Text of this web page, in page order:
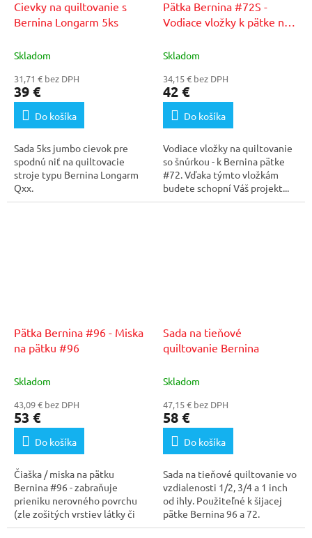
Cievky na quiltovanie s
Bernina Longarm 5ks
Skladom
31,71 € bez DPH
39 €
Do košíka
Sada 5ks jumbo cievok pre
spodnú niť na quiltovacie
stroje typu Bernina Longarm
Qxx.
Pätka Bernina #72S -
Vodiace vložky k pätke na
Skladom
34,15 € bez DPH
42 €
Do košíka
Vodiace vložky na quiltovanie
so šnúrkou - k Bernina pätke
#72. Vďaka týmto vložkám
budete schopní Váš projekt...
Pätka Bernina #96 - Miska
na pätku #96
Skladom
43,09 € bez DPH
53 €
Do košíka
Čiaška / miska na pätku
Bernina #96 - zabraňuje
prieniku nerovného povrchu
(zle zošitých vrstiev látky či
vatelínu) ponad pätku...
Sada na tieňové
quiltovanie Bernina
Skladom
47,15 € bez DPH
58 €
Do košíka
Sada na tieňové quiltovanie vo
vzdialenosti 1/2, 3/4 a 1 inch
od ihly. Použiteľné k šijacej
pätke Bernina 96 a 72.